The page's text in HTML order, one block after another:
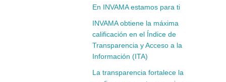
En INVAMA estamos para ti
INVAMA obtiene la máxima
calificación en el Índice de
Transparencia y Acceso a la
Información (ITA)
La transparencia fortalece la